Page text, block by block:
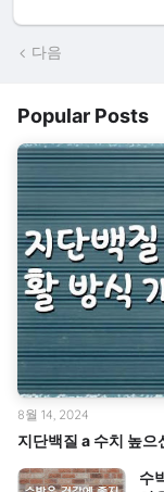
다음
Popular Posts
지단백질 a 수치 높으
8월 14, 2024
수